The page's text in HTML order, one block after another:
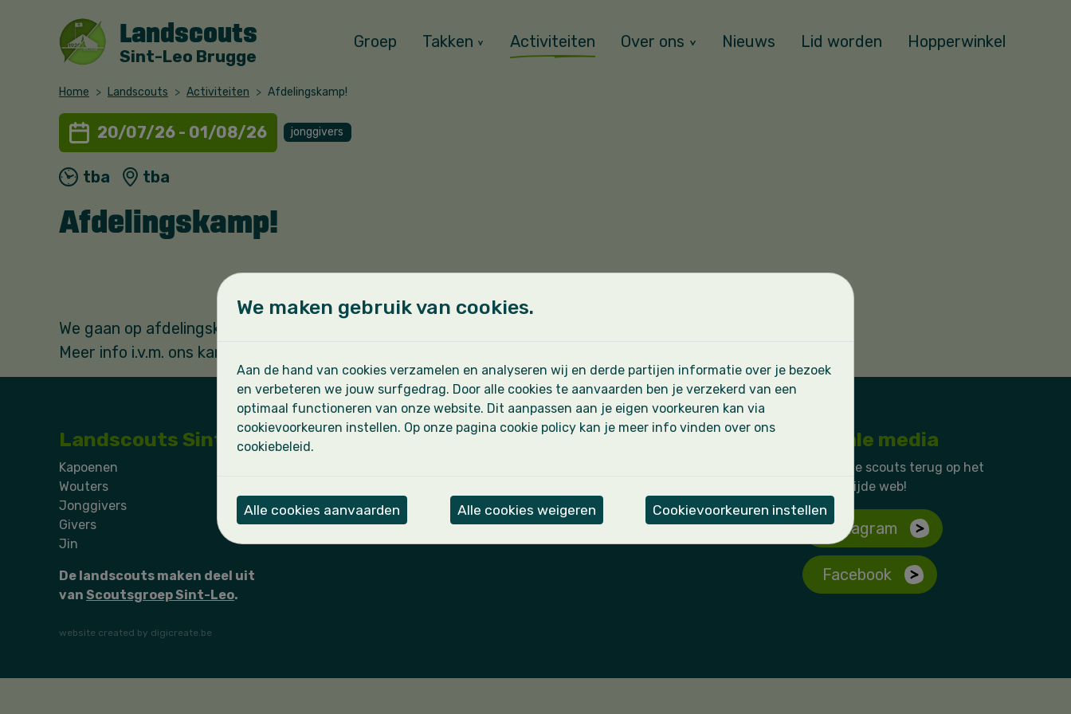
Landscouts
Sint-Leo Brugge
Groep Takken Activiteiten Over ons Nieuws Lid worden Hopperwinkel
Home Landscouts Activiteiten Afdelingskamp!
20/07/26 - 01/08/26 jonggivers
tba tba
Afdelingskamp!
We gaan op afdelingskamp! JOEPIEEEEE :)))
Meer info i.v.m. ons kamp volgt via mail en op de website. Er komt zeker ook nog een kampvoorstelling. Tot dan!
Landscouts Sint-Leo
Kapoenen
Wouters
Jonggivers
Givers
Jin
De landscouts maken deel uit
van Scoutsgroep Sint-Leo.
Nieuws
Wettelijk
Cookie-instellingen
Sociale media
Vind onze scouts terug op het
wereldwijde web!
Instagram
Facebook
website created by digicreate.be
We maken gebruik van cookies.
Aan de hand van cookies verzamelen en analyseren wij en derde partijen informatie over je bezoek
en verbeteren we jouw surfgedrag. Door alle cookies te aanvaarden ben je verzekerd van een
optimaal functioneren van onze website. Dit aanpassen aan je eigen voorkeuren kan via
cookievoorkeuren instellen. Op onze pagina cookie policy kan je meer info vinden over ons
cookiebeleid.
Alle cookies aanvaarden Alle cookies weigeren Cookievoorkeuren instellen